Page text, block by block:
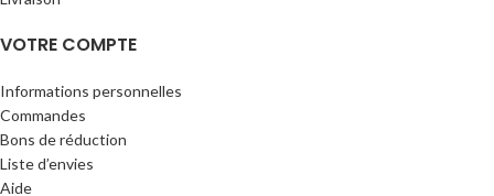
VOTRE COMPTE
Informations personnelles
Commandes
Bons de réduction
Liste d’envies
Aide